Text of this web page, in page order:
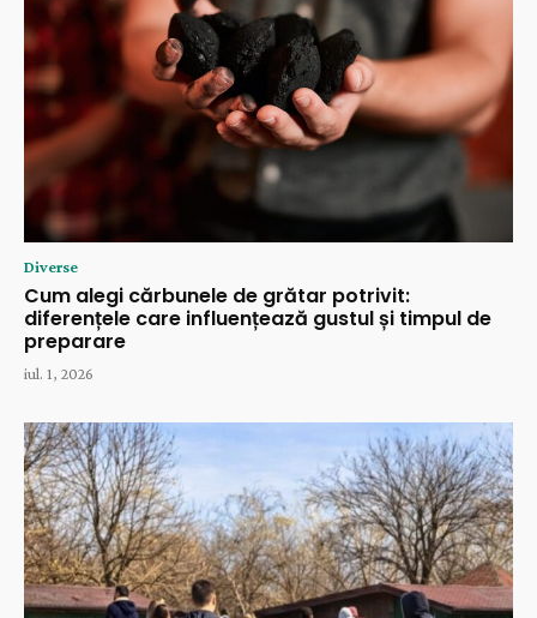
Diverse
Cum alegi cărbunele de grătar potrivit:
diferențele care influențează gustul și timpul de
preparare
iul. 1, 2026